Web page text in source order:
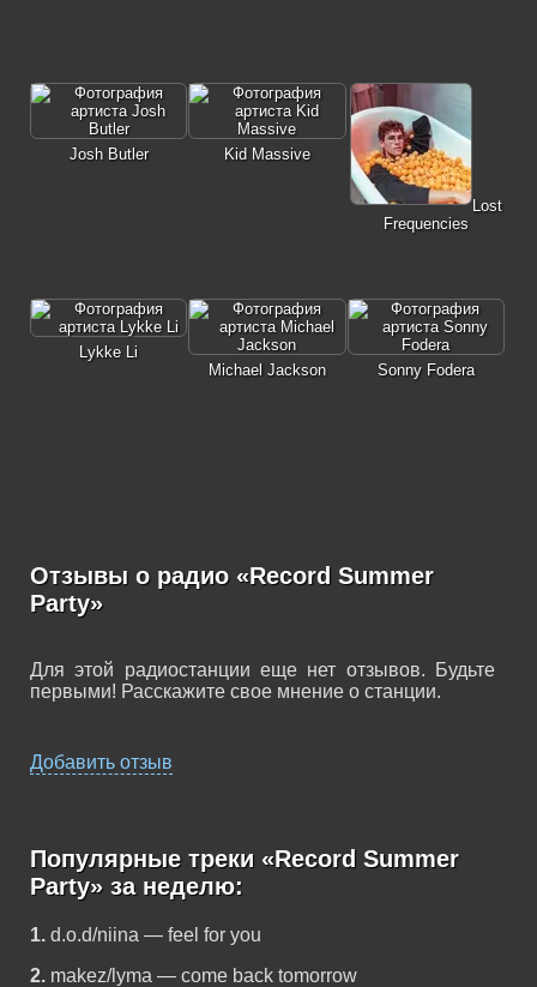
Josh Butler Kid Massive
Lost
Frequencies
Lykke Li
Michael Jackson
Sonny Fodera
Отзывы о радио «Record Summer
Party»
Для этой радиостанции еще нет отзывов. Будьте
первыми! Расскажите свое мнение о станции.
Добавить отзыв
Популярные треки «Record Summer
Party» за неделю:
1. d.o.d/niina — feel for you
2. makez/lyma — come back tomorrow